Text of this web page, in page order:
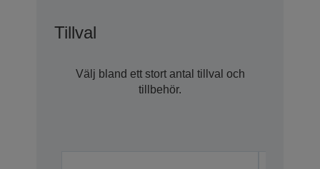
Tillval
Välj bland ett stort antal tillval och
tillbehör.